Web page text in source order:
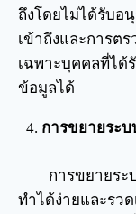
ถึงโดยไม่ได้รับอ
เข้าถึงและการต
เฉพาะบุคคลที่ได้
ข้อมูลได้
การขยายระ
การขยายระ
ทำได้ง่ายและรว